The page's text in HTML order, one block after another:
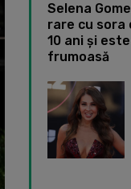
Selena
rare cu sora
10 ani și
frumoasă